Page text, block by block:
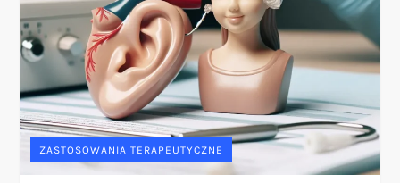
ZASTOSOWANIA TERAPEUTYCZNE